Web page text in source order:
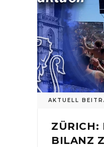
AKTUELL
ZÜRICH:
BILANZ